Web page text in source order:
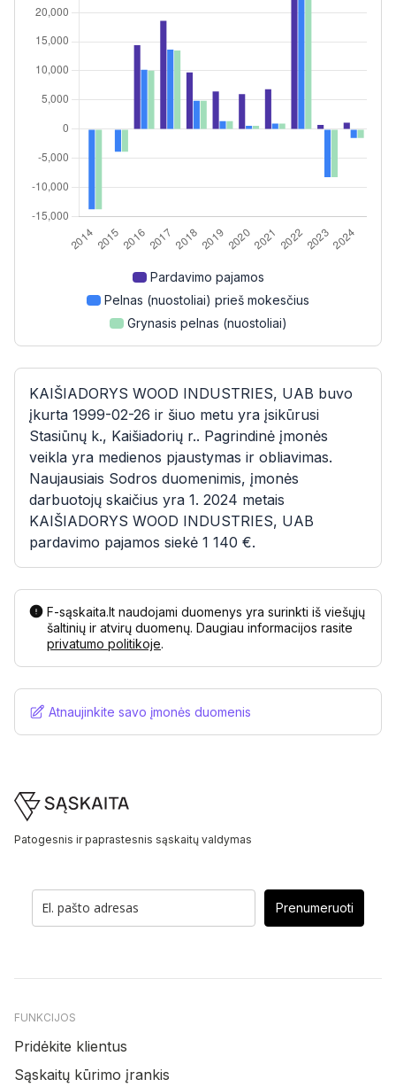
Pardavimo pajamos
Pelnas (nuostoliai) prieš mokesčius
Grynasis pelnas (nuostoliai)
KAIŠIADORYS WOOD INDUSTRIES, UAB buvo
įkurta 1999-02-26 ir šiuo metu yra įsikūrusi
Stasiūnų k., Kaišiadorių r.. Pagrindinė įmonės
veikla yra medienos pjaustymas ir obliavimas.
Naujausiais Sodros duomenimis, įmonės
darbuotojų skaičius yra 1. 2024 metais
KAIŠIADORYS WOOD INDUSTRIES, UAB
pardavimo pajamos siekė 1 140 €.
F-sąskaita.lt naudojami duomenys yra surinkti iš viešųjų
šaltinių ir atvirų duomenų. Daugiau informacijos rasite
privatumo politikoje.
Atnaujinkite savo įmonės duomenis
Footer
Patogesnis ir paprastesnis sąskaitų valdymas
Prenumeruoti
FUNKCIJOS
Pridėkite klientus
Sąskaitų kūrimo įrankis